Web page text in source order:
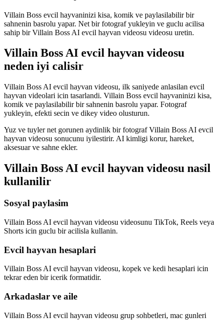
Villain Boss evcil hayvaninizi kisa, komik ve paylasilabilir bir
sahnenin basrolu yapar. Net bir fotograf yukleyin ve guclu acilisa
sahip bir Villain Boss AI evcil hayvan videosu videosu uretin.
Villain Boss AI evcil hayvan videosu
neden iyi calisir
Villain Boss AI evcil hayvan videosu, ilk saniyede anlasilan evcil
hayvan videolari icin tasarlandi. Villain Boss evcil hayvaninizi kisa,
komik ve paylasilabilir bir sahnenin basrolu yapar. Fotograf
yukleyin, efekti secin ve dikey video olusturun.
Yuz ve tuyler net gorunen aydinlik bir fotograf Villain Boss AI evcil
hayvan videosu sonucunu iyilestirir. AI kimligi korur, hareket,
aksesuar ve sahne ekler.
Villain Boss AI evcil hayvan videosu nasil
kullanilir
Sosyal paylasim
Villain Boss AI evcil hayvan videosu videosunu TikTok, Reels veya
Shorts icin guclu bir acilisla kullanin.
Evcil hayvan hesaplari
Villain Boss AI evcil hayvan videosu, kopek ve kedi hesaplari icin
tekrar eden bir icerik formatidir.
Arkadaslar ve aile
Villain Boss AI evcil hayvan videosu grup sohbetleri, mac gunleri